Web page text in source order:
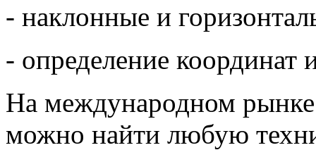
- наклонные и
- определение координат
На международном рынке
можно найти любую